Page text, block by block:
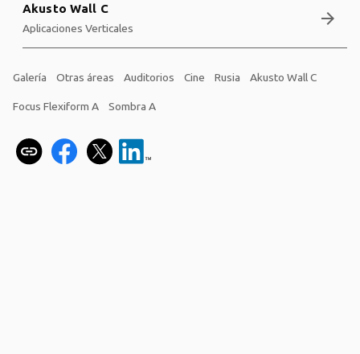
Akusto Wall C
Aplicaciones Verticales arrow_forward
Galería Otras áreas Auditorios Cine Rusia Akusto Wall C
Focus Flexiform A Sombra A